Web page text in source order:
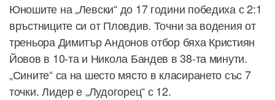
Юношите на „Левски“ до 17 години победиха с 2:1
връстниците си от Пловдив. Точни за водения от
треньора Димитър Андонов отбор бяха Кристиян
Йовов в 10-та и Никола Бандев в 38-та минути.
„Сините“ са на шесто място в класирането със 7
точки. Лидер е „Лудогорец“ с 12.